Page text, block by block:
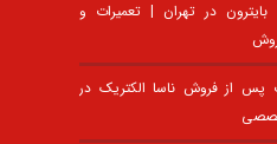
در تهران | تعمیرات و
پس از فروش ناسا الکتریک در